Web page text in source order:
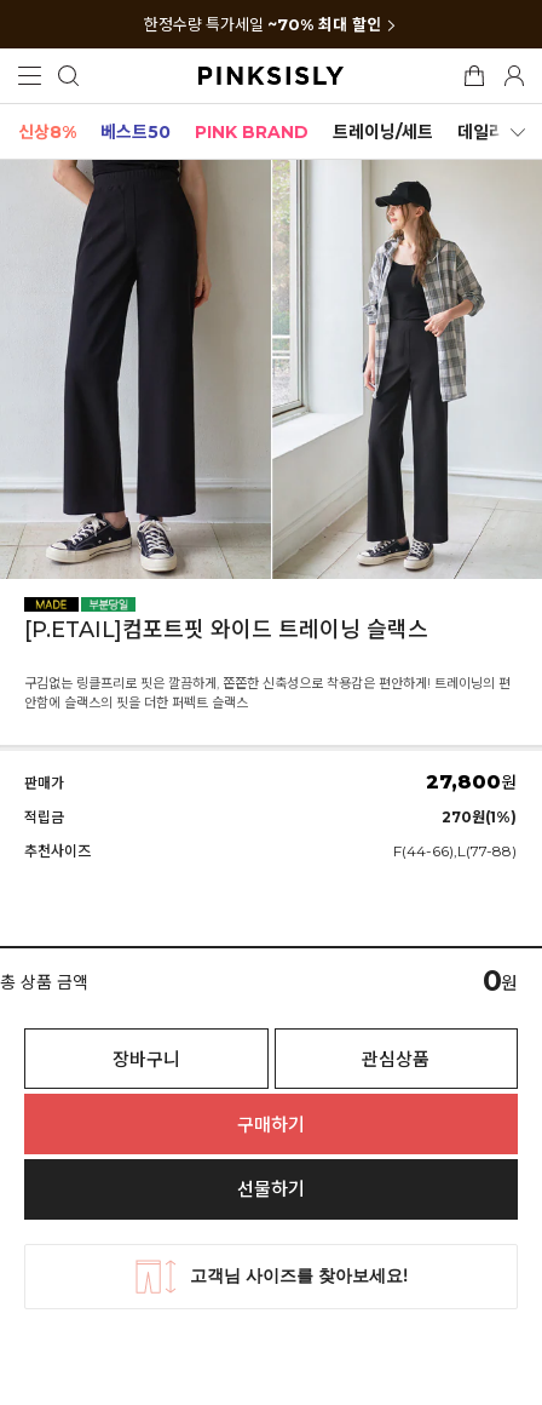
한정수량 특가세일 ~70% 최대 할인
신상8% 베스트50 PINK BRAND 트레이닝/세트 데일리세트
[P.ETAIL]컴포트핏 와이드 트레이닝 슬랙스
구김없는 링클프리로 핏은 깔끔하게, 쫀쫀한 신축성으로 착용감은 편안하게! 트레이닝의 편
안함에 슬랙스의 핏을 더한 퍼펙트 슬랙스
판매가 27,800원
적립금
270원(1%)
추천사이즈
F(44-66),L(77-88)
총 상품 금액 0원
장바구니 관심상품
구매하기
선물하기